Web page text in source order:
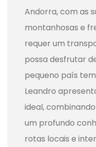
Andorra, com as
montanhosas e
requer um
possa desfrutar
pequeno país
Leandro
ideal,
um profundo
rotas locais e